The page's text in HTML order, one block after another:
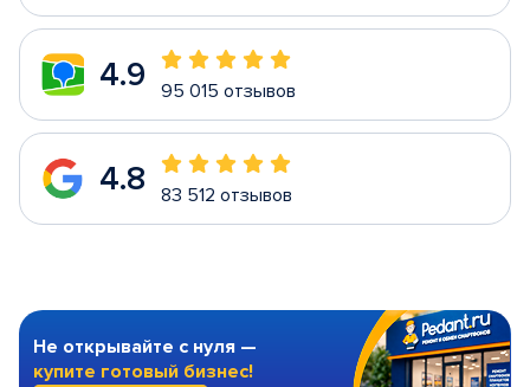
4.9 95 015 отзывов
4.8 83 512 отзывов
Не открывайте с нуля —
купите готовый бизнес!